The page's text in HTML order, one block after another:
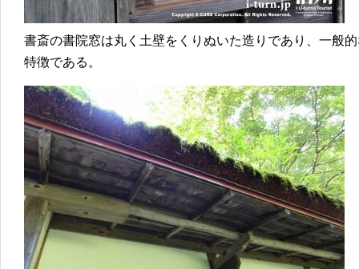
書斎の書院窓は丸く土壁をくりぬいた造りであり、一般
特徴である。